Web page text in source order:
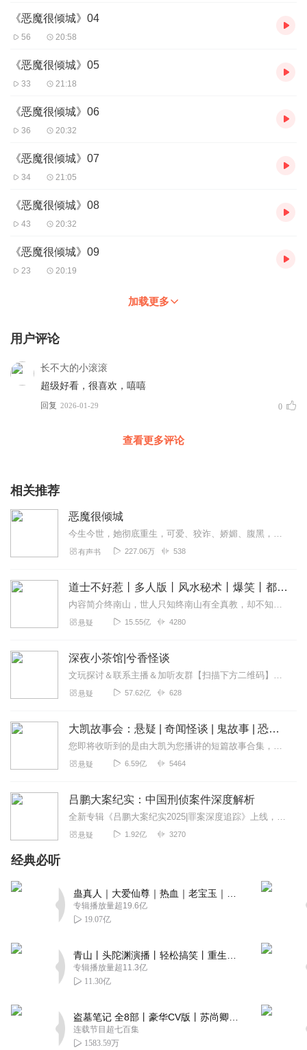
《恶魔很倾城》04
56 20:58
《恶魔很倾城》05
33 21:18
《恶魔很倾城》06
36 20:32
《恶魔很倾城》07
34 21:05
《恶魔很倾城》08
43 20:32
《恶魔很倾城》09
23 20:19
加载更多
用户评论
长不大的小滚滚
超级好看，很喜欢，嘻嘻
回复 2026-01-29 0
查看更多评论
相关推荐
恶魔很倾城
今生今世，她彻底重生，可爱、狡诈、娇媚、腹黑，这是前世从来没有过的她
有声书 227.06万 538
道士不好惹丨多人版丨风水秘术丨爆笑丨都市丨悬疑丨骨头演播
内容简介终南山，世人只知终南山有全真教，却不知终南山下有一座破败的道观。世人只知茅山善捉鬼，天师精辟邪，杨公会风水，却不知古井观人最懂天道。那一天，古井观的人...
悬疑 15.55亿 4280
深夜小茶馆|兮香怪谈
文玩探讨＆联系主播＆加听友群【扫描下方二维码】获取深夜小茶馆一手资讯↓↓↓
悬疑 57.62亿 628
大凯故事会：悬疑 | 奇闻怪谈 | 鬼故事 | 恐怖故事
您即将收听到的是由大凯为您播讲的短篇故事合集，本专辑包涵悬疑、鬼故事、刑侦、探案、人性、奇闻、怪谈；内容丰富，欢迎订阅！私自转载必究！超精彩作品已全新发布！点击...
悬疑 6.59亿 5464
吕鹏大案纪实：中国刑侦案件深度解析
全新专辑《吕鹏大案纪实2025|罪案深度追踪》上线，点击右边链接订阅收听~吕鹏大案纪实2025|罪案深度追踪_全集免费在线阅读收听下载-喜马拉雅上线福利活动...
悬疑 1.92亿 3270
经典必听
专辑播放量超19.6亿
19.07亿
专辑播放量超11.3亿
11.30亿
连载节目超七百集
1583.59万